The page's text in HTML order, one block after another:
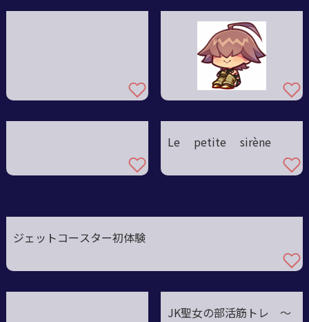
Le petite sirène
ジェットコースター初体験
JK聖女の部活筋トレ ～